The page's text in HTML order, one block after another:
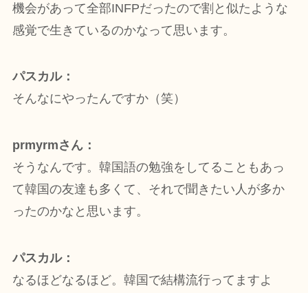
機会があって全部INFPだったので割と似たような
感覚で生きているのかなって思います。
パスカル：
そんなにやったんですか（笑）
prmyrmさん：
そうなんです。韓国語の勉強をしてることもあっ
て韓国の友達も多くて、それで聞きたい人が多か
ったのかなと思います。
パスカル：
なるほどなるほど。韓国で結構流行ってますよ